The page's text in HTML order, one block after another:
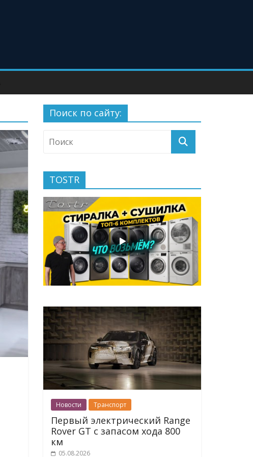
Поиск по сайту:
TOSTR
Новости Транспорт
Первый электрический Range
Rover GT с запасом хода 800
км
05.08.2026